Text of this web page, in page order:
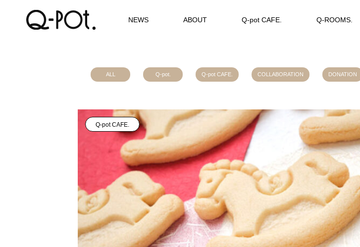
NEWS ABOUT Q-pot CAFE. Q-ROOMS.
ALL Q-pot. Q-pot CAFE. COLLABORATION DONATION
Q-pot CAFE.